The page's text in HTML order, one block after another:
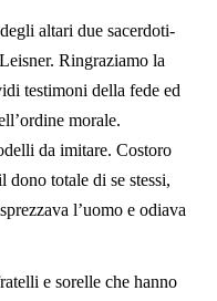
altari due sacerdoti-
Ringraziamo la
testimoni della fede ed
morale.
da imitare. Costoro
dono totale di se stessi,
l’uomo e odiava
e sorelle che hanno